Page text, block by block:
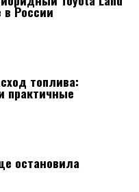
России
топлива:
практичные
остановила